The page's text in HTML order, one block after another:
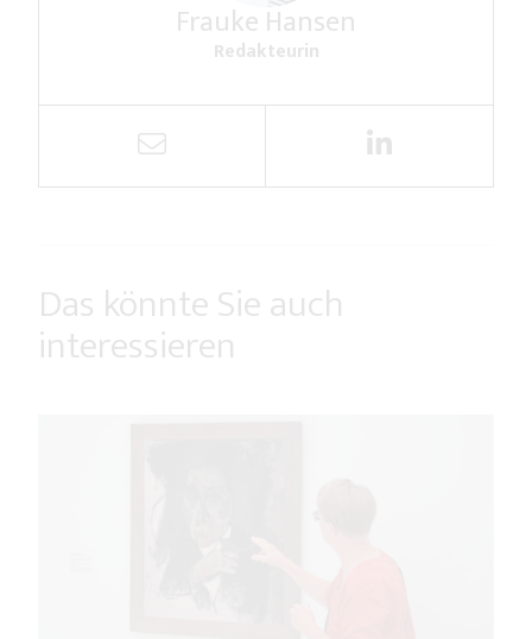
Frauke Hansen
Redakteurin
Das könnte Sie auch
interessieren